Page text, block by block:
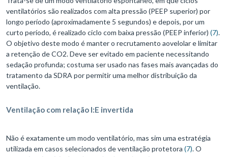
ventilatórios são realizados com alta pressão (PEEP superior) por
longo período (aproximadamente 5 segundos) e depois, por um
curto período, é realizado ciclo com baixa pressão (PEEP inferior) (7).
O objetivo deste modo é manter o recrutamento aovelolar e limitar
a retenção de CO2. Deve ser evitado em paciente necessitando
sedação profunda; costuma ser usado nas fases mais avançadas do
tratamento da SDRA por permitir uma melhor distribuição da
ventilação.
Ventilação com relação I:E invertida
Não é exatamente um modo ventilatório, mas sim uma estratégia
utilizada em casos selecionados de ventilação protetora (7). O